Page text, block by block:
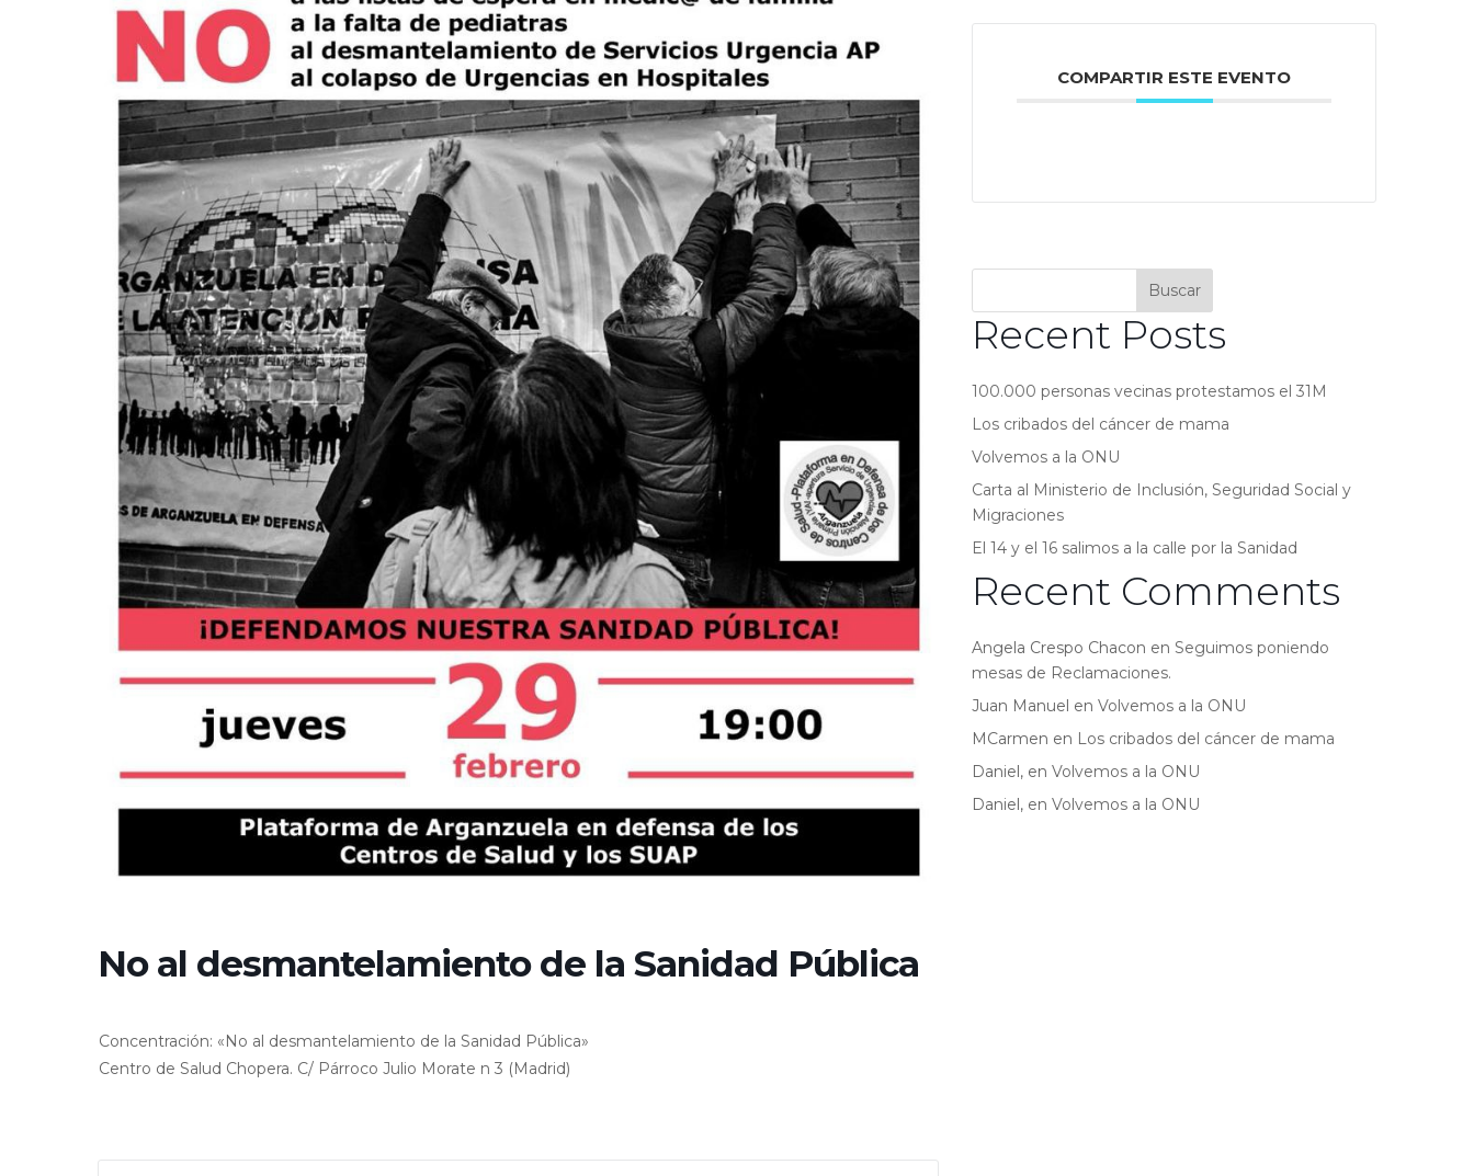
No al desmantelamiento de la Sanidad Pública
Concentración: «No al desmantelamiento de la Sanidad Pública»
Centro de Salud Chopera. C/ Párroco Julio Morate n 3 (Madrid)
COMPARTIR ESTE EVENTO
Buscar
Recent Posts
100.000 personas vecinas protestamos el 31M
Los cribados del cáncer de mama
Volvemos a la ONU
Carta al Ministerio de Inclusión, Seguridad Social y
Migraciones
El 14 y el 16 salimos a la calle por la Sanidad
Recent Comments
Angela Crespo Chacon enSeguimos poniendo
mesas de Reclamaciones.
Juan Manuel enVolvemos a la ONU
MCarmen en Los cribados del cáncer de mama
Daniel, enVolvemos a la ONU
Daniel, enVolvemos a la ONU